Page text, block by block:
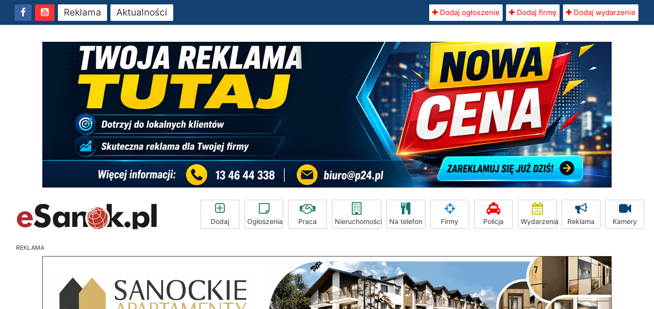
Reklama Aktualności Dodaj ogłoszenie Dodaj firmę Dodaj wydarzenie
Dodaj Ogłoszenia Praca Nieruchomości Na telefon Firmy Policja Wydarzenia Reklama Kamery
REKLAMA